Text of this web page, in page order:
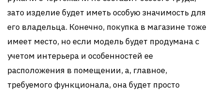
зато изделие будет иметь особую значимость для
его владельца. Конечно, покупка в магазине тоже
имеет место, но если модель будет продумана с
учетом интерьера и особенностей ее
расположения в помещении, а, главное,
требуемого функционала, она будет просто